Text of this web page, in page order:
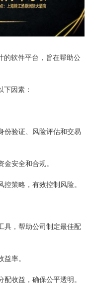
的软件平台，旨在帮助公
因素：
份验证、风险评估和交易
安全和合规。
策略，有效控制风险。
具，帮助公司制定最佳配
率。
收益，确保公平透明。